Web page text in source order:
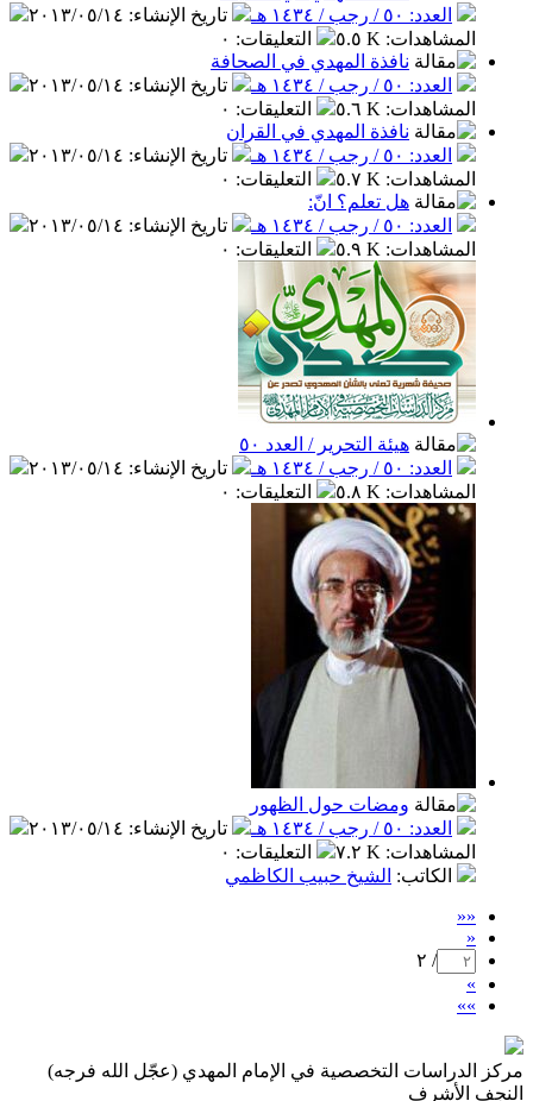
العدد: ٥٠ / رجب / ١٤٣٤ هـ
تاريخ الإنشاء: ٢٠١٣/٠٥/١٤
المشاهدات: ٥.٥ K التعليقات: ٠
نافذة المهدي في الصحافة
العدد: ٥٠ / رجب / ١٤٣٤ هـ
تاريخ الإنشاء: ٢٠١٣/٠٥/١٤
المشاهدات: ٥.٦ K التعليقات: ٠
نافذة المهدي في القران
العدد: ٥٠ / رجب / ١٤٣٤ هـ
تاريخ الإنشاء: ٢٠١٣/٠٥/١٤
المشاهدات: ٥.٧ K التعليقات: ٠
هل تعلم؟ انّ:
العدد: ٥٠ / رجب / ١٤٣٤ هـ
تاريخ الإنشاء: ٢٠١٣/٠٥/١٤
المشاهدات: ٥.٩ K التعليقات: ٠
هيئة التحرير / العدد ٥٠
العدد: ٥٠ / رجب / ١٤٣٤ هـ
تاريخ الإنشاء: ٢٠١٣/٠٥/١٤
المشاهدات: ٥.٨ K التعليقات: ٠
ومضات حول الظهور
العدد: ٥٠ / رجب / ١٤٣٤ هـ
تاريخ الإنشاء: ٢٠١٣/٠٥/١٤
المشاهدات: ٧.٢ K التعليقات: ٠
الكاتب: الشيخ حبيب الكاظمي
««
«
/ ٢
»
»»
مركز الدراسات التخصصية في الإمام المهدي (عجّل الله فرجه)
النجف الأشرف